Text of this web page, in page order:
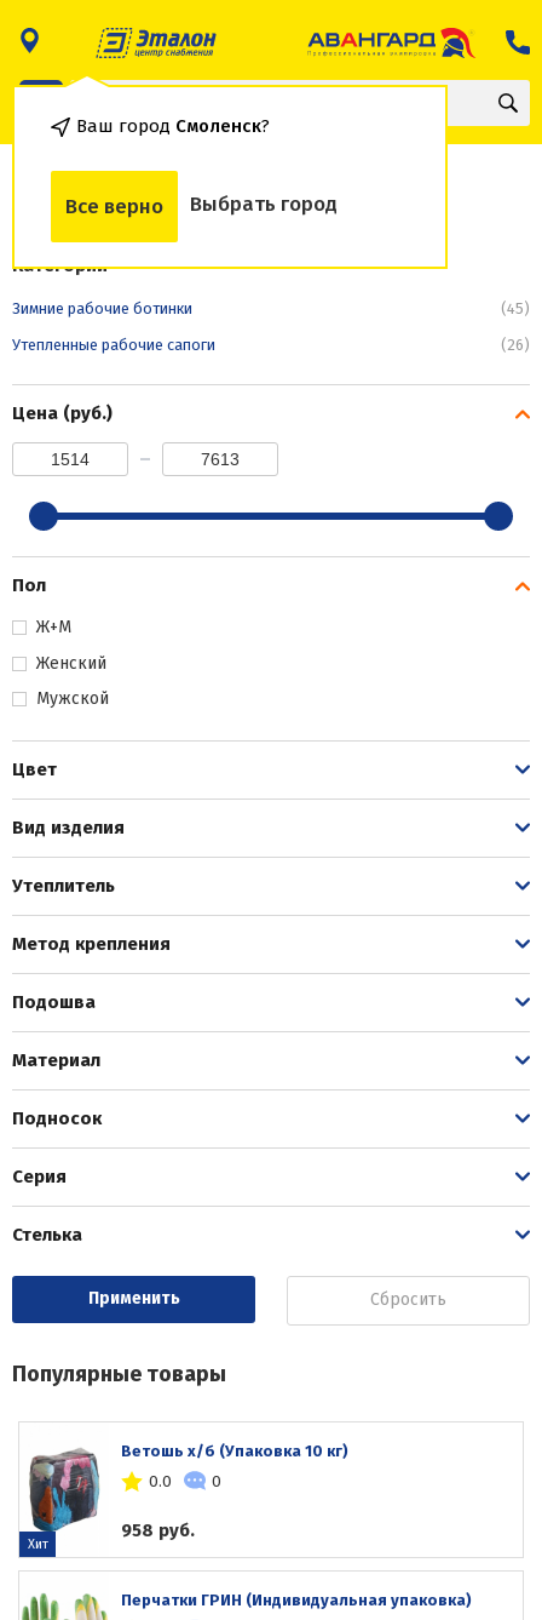
Ваш город Смоленск?
Все верно Выбрать город
Зимние рабочие ботинки
Категории
Зимние рабочие ботинки
(45)
Утепленные рабочие сапоги
(26)
Цена (руб.)
Пол
Ж+М
Женский
Мужской
Цвет
Вид изделия
Утеплитель
Метод крепления
Подошва
Материал
Подносок
Серия
Стелька
Сбросить
Популярные товары
Ветошь х/б (Упаковка 10 кг)
0.0
0
958 руб.
Хит
Перчатки ГРИН (Индивидуальная упаковка)